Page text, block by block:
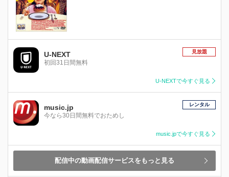
U-NEXT
初回31日間無料
見放題
U-NEXTで今すぐ見る
music.jp
今なら30日間無料でおためし
レンタル
music.jpで今すぐ見る
配信中の動画配信サービスをもっと見る